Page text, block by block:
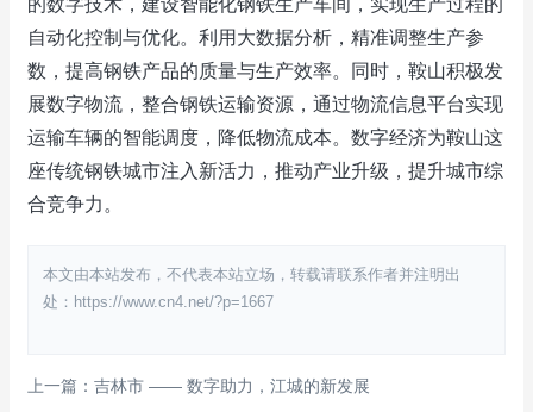
的数字技术，建设智能化钢铁生产车间，实现生产过程的
自动化控制与优化。利用大数据分析，精准调整生产参
数，提高钢铁产品的质量与生产效率。同时，鞍山积极发
展数字物流，整合钢铁运输资源，通过物流信息平台实现
运输车辆的智能调度，降低物流成本。数字经济为鞍山这
座传统钢铁城市注入新活力，推动产业升级，提升城市综
合竞争力。
本文由本站发布，不代表本站立场，转载请联系作者并注明出
处：https://www.cn4.net/?p=1667
上一篇：吉林市 —— 数字助力，江城的新发展